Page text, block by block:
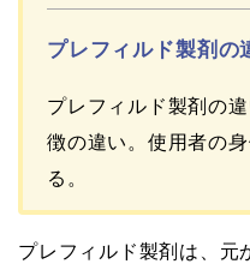
プレフィルド製剤
プレフィルド製剤の
徴の違い。使用者の
る。
プレフィルド製剤は、元